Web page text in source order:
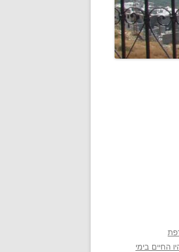
החיים בימי